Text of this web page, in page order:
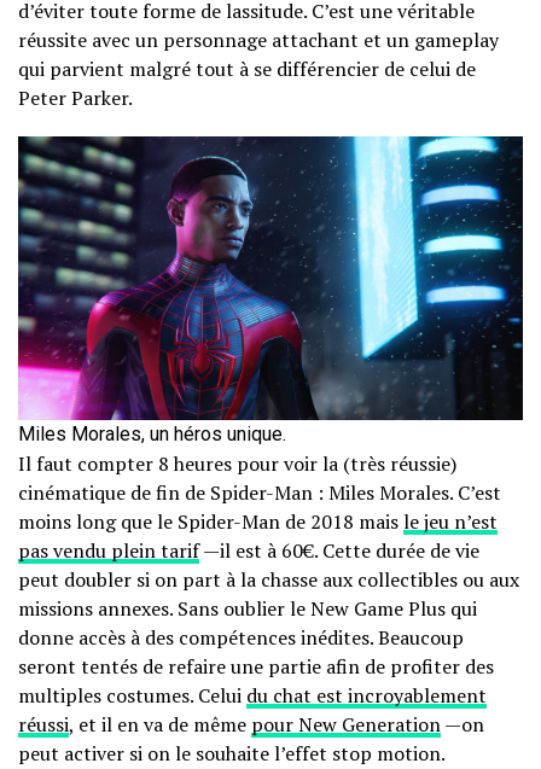
d’éviter toute forme de lassitude. C’est une véritable
réussite avec un personnage attachant et un gameplay
qui parvient malgré tout à se différencier de celui de
Peter Parker.
Miles Morales, un héros unique.
Il faut compter 8 heures pour voir la (très réussie)
cinématique de fin de Spider-Man : Miles Morales. C’est
moins long que le Spider-Man de 2018 maisle jeu n’est
pas vendu plein tarif—il est à 60€. Cette durée de vie
peut doubler si on part à la chasse aux collectibles ou aux
missions annexes. Sans oublier le New Game Plus qui
donne accès à des compétences inédites. Beaucoup
seront tentés de refaire une partie afin de profiter des
multiples costumes. Celui du chat est incroyablement
réussi, et il en va de même pour New Generation—on
peut activer si on le souhaite l’effet stop motion.